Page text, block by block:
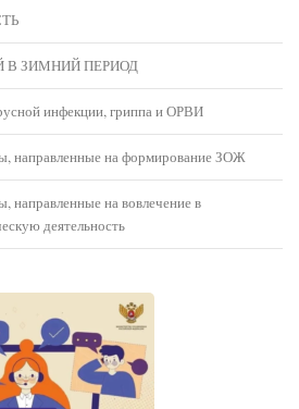
В ЗИМНИЙ ПЕРИОД
инфекции, гриппа и ОРВИ
направленные на формирование ЗОЖ
направленные на вовлечение в
деятельность